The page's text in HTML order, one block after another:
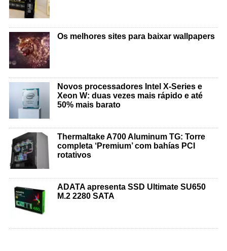
Os melhores sites para baixar wallpapers
Novos processadores Intel X-Series e
Xeon W: duas vezes mais rápido e até
50% mais barato
Thermaltake A700 Aluminum TG: Torre
completa ‘Premium’ com bahías PCI
rotativos
ADATA apresenta SSD Ultimate SU650
M.2 2280 SATA